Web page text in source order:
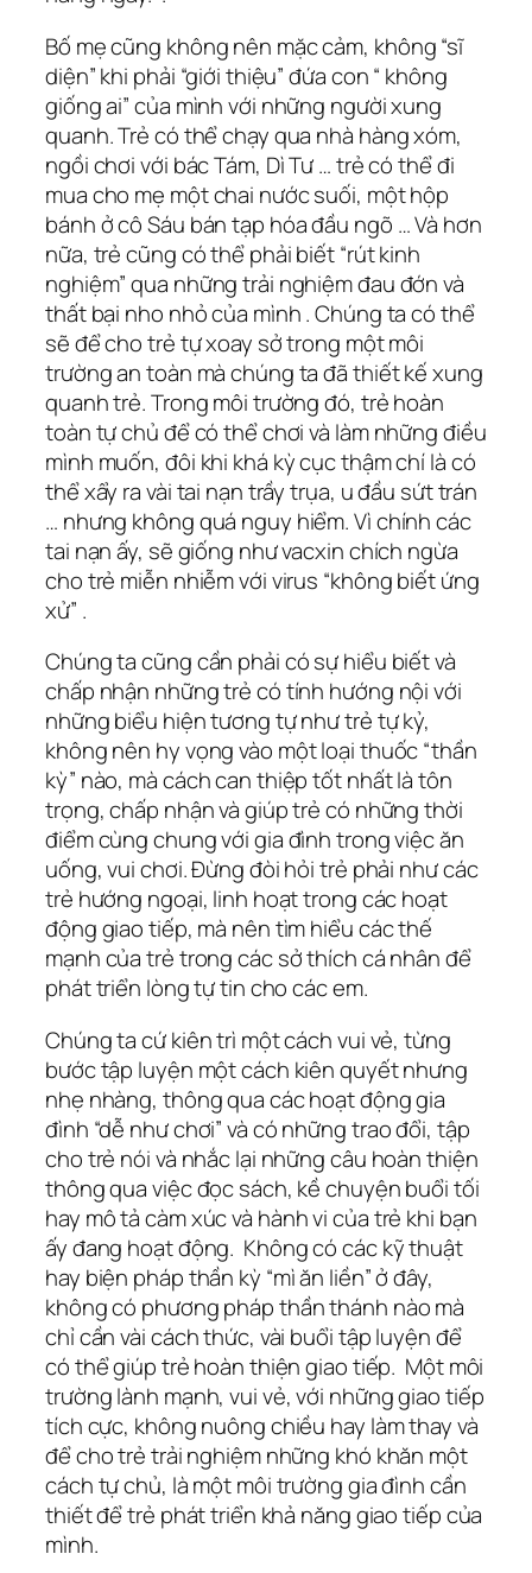
Bố mẹ cũng không nên mặc cảm, không “sĩ
diện” khi phải “giới thiệu” đứa con “ không
giống ai” của mình với những người xung
quanh. Trẻ có thể chạy qua nhà hàng xóm,
ngồi chơi với bác Tám, Dì Tư … trẻ có thể đi
mua cho mẹ một chai nước suối, một hộp
bánh ở cô Sáu bán tạp hóa đầu ngõ … Và hơn
nữa, trẻ cũng có thể phải biết “rút kinh
nghiệm” qua những trải nghiệm đau đớn và
thất bại nho nhỏ của mình . Chúng ta có thể
sẽ để cho trẻ tự xoay sở trong một môi
trường an toàn mà chúng ta đã thiết kế xung
quanh trẻ. Trong môi trường đó, trẻ hoàn
toàn tự chủ để có thể chơi và làm những điều
mình muốn, đôi khi khá kỳ cục thậm chí là có
thể xẩy ra vài tai nạn trầy trụa, u đầu sứt trán
… nhưng không quá nguy hiểm. Vì chính các
tai nạn ấy, sẽ giống như vacxin chích ngừa
cho trẻ miễn nhiễm với virus “không biết ứng
xử” .
Chúng ta cũng cần phải có sự hiểu biết và
chấp nhận những trẻ có tính hướng nội với
những biểu hiện tương tự như trẻ tự kỷ,
không nên hy vọng vào một loại thuốc “thần
kỳ” nào, mà cách can thiệp tốt nhất là tôn
trọng, chấp nhận và giúp trẻ có những thời
điểm cùng chung với gia đình trong việc ăn
uống, vui chơi. Đừng đòi hỏi trẻ phải như các
trẻ hướng ngoại, linh hoạt trong các hoạt
động giao tiếp, mà nên tìm hiểu các thế
mạnh của trẻ trong các sở thích cá nhân để
phát triển lòng tự tin cho các em.
Chúng ta cứ kiên trì một cách vui vẻ, từng
bước tập luyện một cách kiên quyết nhưng
nhẹ nhàng, thông qua các hoạt động gia
đình “dễ như chơi” và có những trao đổi, tập
cho trẻ nói và nhắc lại những câu hoàn thiện
thông qua việc đọc sách, kề chuyện buổi tối
hay mô tả càm xúc và hành vi của trẻ khi bạn
ấy đang hoạt động. Không có các kỹ thuật
hay biện pháp thần kỳ “mì ăn liền” ở đây,
không có phương pháp thần thánh nào mà
chỉ cần vài cách thức, vài buổi tập luyện để
có thể giúp trẻ hoàn thiện giao tiếp. Một môi
trường lành mạnh, vui vẻ, với những giao tiếp
tích cực, không nuông chiều hay làm thay và
để cho trẻ trải nghiệm những khó khăn một
cách tự chủ, là một môi trường gia đình cần
thiết để trẻ phát triển khả năng giao tiếp của
mình.